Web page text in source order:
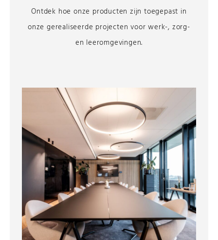
Ontdek hoe onze producten zijn toegepast in
onze gerealiseerde projecten voor werk-, zorg-
en leeromgevingen.